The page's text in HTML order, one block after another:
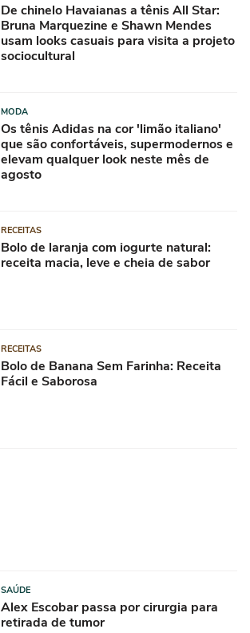
De chinelo Havaianas a tênis All Star:
Bruna Marquezine e Shawn Mendes
usam looks casuais para visita a projeto
sociocultural
MODA
Os tênis Adidas na cor 'limão italiano'
que são confortáveis, supermodernos e
elevam qualquer look neste mês de
agosto
RECEITAS
Bolo de laranja com iogurte natural:
receita macia, leve e cheia de sabor
RECEITAS
Bolo de Banana Sem Farinha: Receita
Fácil e Saborosa
SAÚDE
Alex Escobar passa por cirurgia para
retirada de tumor